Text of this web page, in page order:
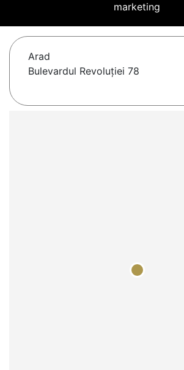
marketing
Arad
Bulevardul Revoluției 78